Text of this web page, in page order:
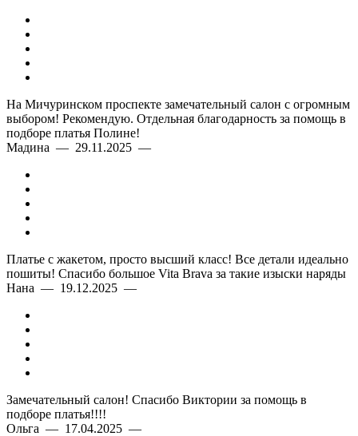
На Мичуринском проспекте замечательный салон с огромным
выбором! Рекомендую. Отдельная благодарность за помощь в
подборе платья Полине!
Мадина — 29.11.2025 —
Платье с жакетом, просто высший класс! Все детали идеально
пошиты! Спасибо большое Vita Brava за такие изыски наряды
Нана — 19.12.2025 —
Замечательный салон! Спасибо Виктории за помощь в
подборе платья!!!!
Ольга — 17.04.2025 —